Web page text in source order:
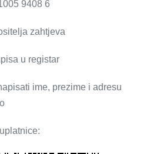
9408 6
zahtjeva
u registar
ime, prezime i adresu